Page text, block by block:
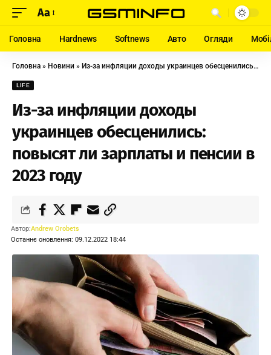
Aa
Головна Hardnews Softnews Авто Огляди
Головна » Новини » Из-за инфляции доходы украинцев обесценились: повысят ли зарплаты и пенсии в 2023 году
LIFE
Из-за инфляции доходы
украинцев обесценились:
повысят ли зарплаты и пенсии в
2023 году
Останнє оновлення: 09.12.2022 18:44
Автор:Andrew Orobets